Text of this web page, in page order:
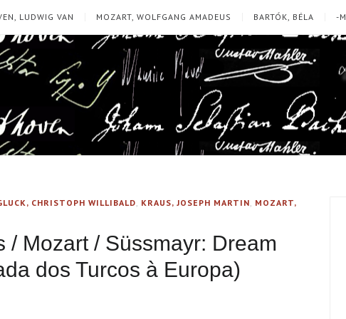
LUDWIG VAN MOZART, WOLFGANG AMADEUS BARTÓK, BÉLA -
CHRISTOPH WILLIBALD, KRAUS, JOSEPH MARTIN, MOZART,
/ Mozart / Süssmayr: Dream
dos Turcos à Europa)